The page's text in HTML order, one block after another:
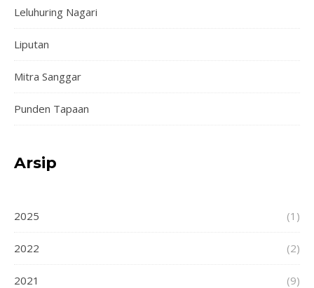
Leluhuring Nagari
Liputan
Mitra Sanggar
Punden Tapaan
Arsip
2025 (1)
2022 (2)
2021 (9)